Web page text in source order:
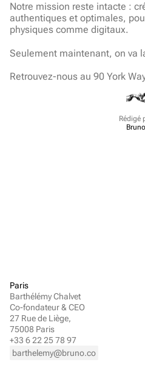
Notre mission reste intacte :
authentiques et optimales,
physiques comme digitaux.
Seulement maintenant, on va
Retrouvez-nous au 90 York
Rédigé
Bruno
Paris
Barthélémy Chalvet
Co-fondateur & CEO
27 Rue de Liège,
75008 Paris
+33 6 22 25 78 97
barthelemy@bruno.co